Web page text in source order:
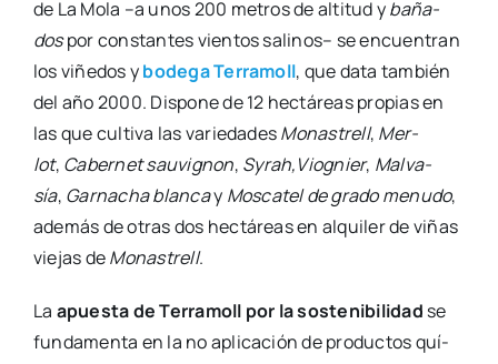
ade­más de otras dos hec­tá­reas en alqui­ler de viñas
vie­jas deMonas­trell .
Laapues­ta de Terra­moll por la sos­te­ni­bi­li­dadse
fun­da­men­ta en la no apli­ca­ción de pro­duc­tos quí­
mi­cos en su sue­lo de secano, ni her­bi­ci­das, ni abo­
nos mine­ra­les, aun­que ello supon­ga que sus pro­
duc­cio­nes sean muy limi­ta­das. Una pri­me­ra selec­
ción se rea­li­za en el cam­po y la segun­da en bode­ga,
gen una uva de pri­me­ra cali­dad. Ade­más,todas las
varie­da­des se vini­fi­can por sepa­ra­do, en peque­